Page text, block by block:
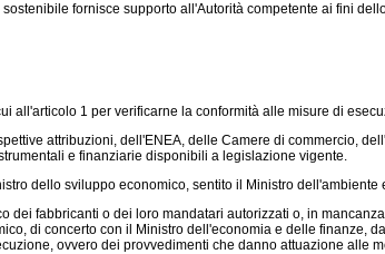
fornisce supporto all'Autorità competente ai fini
1 per verificarne la conformità alle misure di
attribuzioni, dell'ENEA, delle Camere di commercio,
e finanziarie disponibili a legislazione vigente.
dello sviluppo economico, sentito il Ministro dell'ambiente
fabbricanti o dei loro mandatari autorizzati o, in
di concerto con il Ministro dell'economia e delle finanze,
ovvero dei provvedimenti che danno attuazione alle